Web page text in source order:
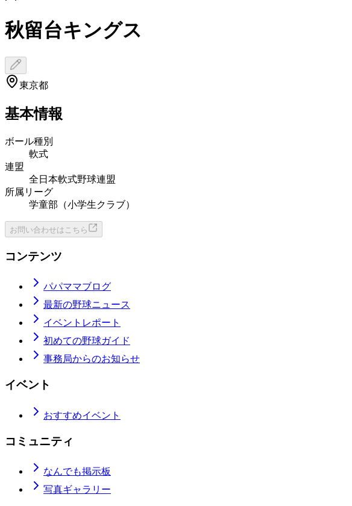
秋留台キングス
東京都
基本情報
ボール種別
軟式
連盟
全日本軟式野球連盟
所属リーグ
学童部（小学生クラブ）
お問い合わせはこちら
コンテンツ
パパママブログ
最新の野球ニュース
イベントレポート
初めての野球ガイド
事務局からのお知らせ
イベント
おすすめイベント
コミュニティ
なんでも掲示板
写真ギャラリー